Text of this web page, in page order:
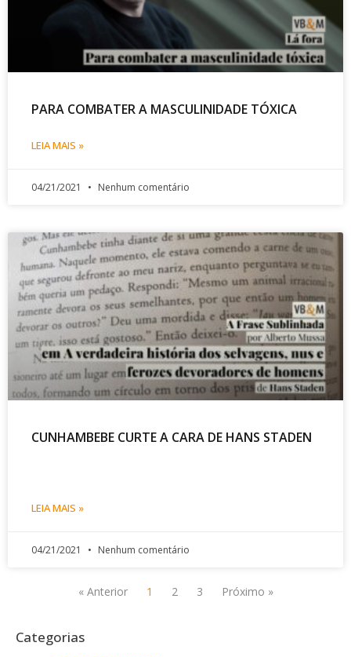
PARA COMBATER A MASCULINIDADE TÓXICA
LEIA MAIS »
04/21/2021 Nenhum comentário
CUNHAMBEBE CURTE A CARA DE HANS STADEN
LEIA MAIS »
04/21/2021 Nenhum comentário
« Anterior 1 2 3 Próximo »
Categorias